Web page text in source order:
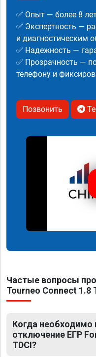
✅ Опыт — более 8
✅ Экспертность —
и диагностическим
✅ Надежность —
✅ Прозрачность —
телефону и
Позвонить
Частые вопросы
Tourneo Connect 1.8
Когда
отключение ЕГР
TDCI?